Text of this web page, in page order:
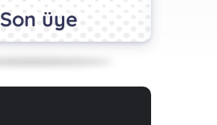
Son üye